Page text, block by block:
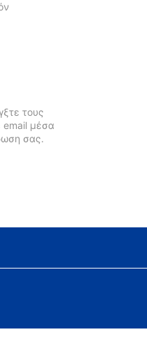
τους
email μέσα
σας.